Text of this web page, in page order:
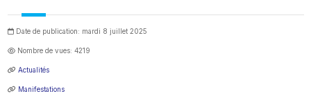
Date de publication: mardi 8 juillet 2025
Nombre de vues: 4219
Actualités
Manifestations